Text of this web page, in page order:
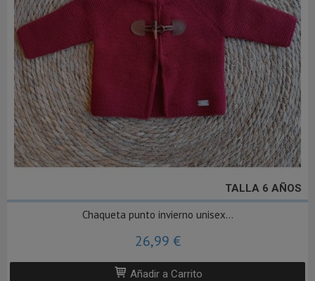
TALLA 6 AÑOS
Chaqueta punto invierno unisex...
26,99 €
Añadir a Carrito